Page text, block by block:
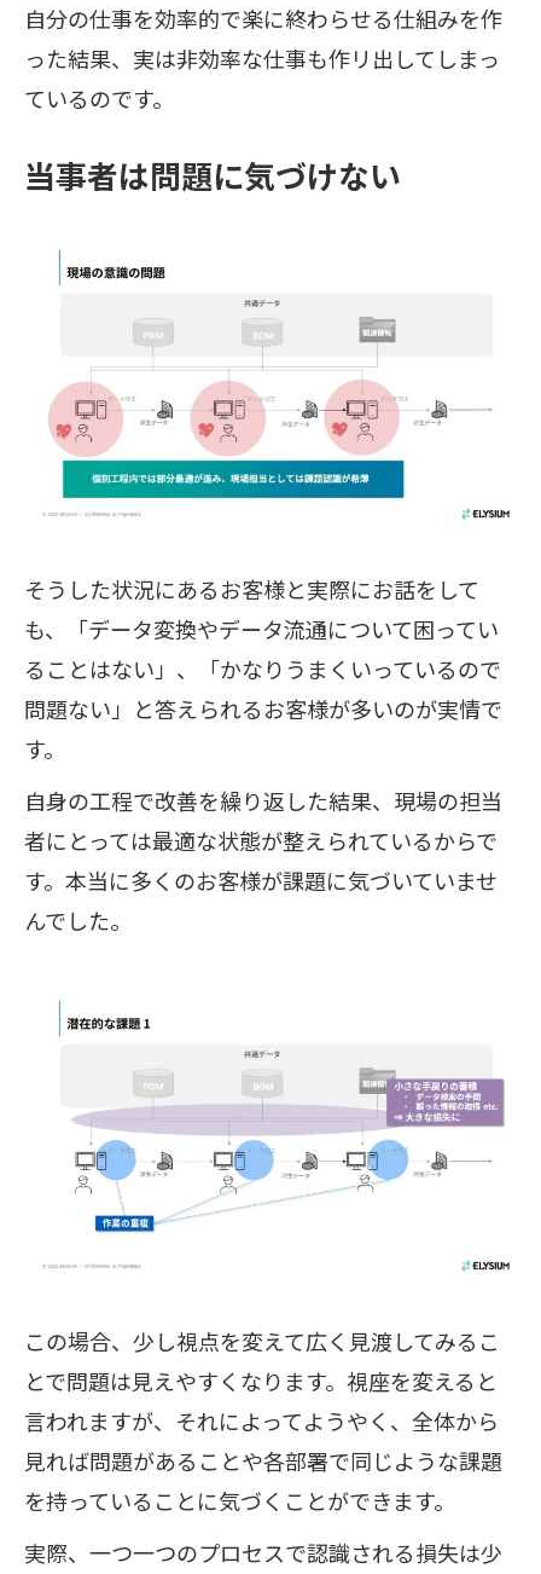
自分の仕事を効率的で楽に終わらせる仕組みを作
った結果、実は非効率な仕事も作リ出してしまっ
ているのです。
当事者は問題に気づけない
そうした状況にあるお客様と実際にお話をして
も、「データ変換やデータ流通について困ってい
ることはない」、「かなりうまくいっているので
問題ない」と答えられるお客様が多いのが実情で
す。
自身の工程で改善を繰り返した結果、現場の担当
者にとっては最適な状態が整えられているからで
す。本当に多くのお客様が課題に気づいていませ
んでした。
この場合、少し視点を変えて広く見渡してみるこ
とで問題は見えやすくなります。視座を変えると
言われますが、それによってようやく、全体から
見れば問題があることや各部署で同じような課題
を持っていることに気づくことができます。
実際、一つ一つのプロセスで認識される損失は少